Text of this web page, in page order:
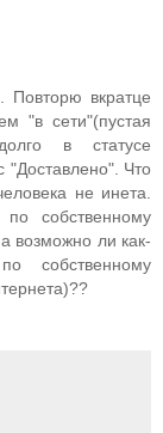
Повторю вкратце
"в сети"(пустая
в статусе
"Доставлено". Что
не инета.
собственному
возможно ли как-
собственному